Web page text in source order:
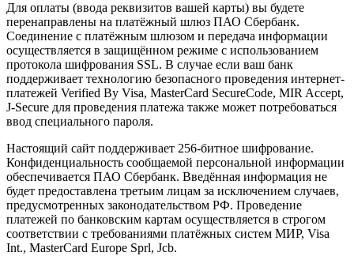
Для оплаты (ввода реквизитов вашей карты) вы будете
перенаправлены на платёжный шлюз ПАО Сбербанк.
Соединение с платёжным шлюзом и передача информации
осуществляется в защищённом режиме с использованием
протокола шифрования SSL. В случае если ваш банк
поддерживает технологию безопасного проведения интернет-
платежей Verified By Visa, MasterCard SecureCode, MIR Accept,
J-Secure для проведения платежа также может потребоваться
ввод специального пароля.
Настоящий сайт поддерживает 256-битное шифрование.
Конфиденциальность сообщаемой персональной информации
обеспечивается ПАО Сбербанк. Введённая информация не
будет предоставлена третьим лицам за исключением случаев,
предусмотренных законодательством РФ. Проведение
платежей по банковским картам осуществляется в строгом
соответствии с требованиями платёжных систем МИР, Visa
Int., MasterCard Europe Sprl, Jcb.